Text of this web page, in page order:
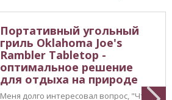
Портативный угольный
гриль Oklahoma Joe's
Rambler Tabletop -
оптимальное решение
для отдыха на природе
Меня долго интересовал вопрос, "Что